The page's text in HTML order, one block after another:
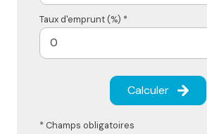
Taux d'emprunt (%) *
Calculer
* Champs obligatoires